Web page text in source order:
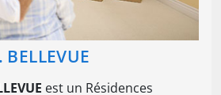
est un Résidences